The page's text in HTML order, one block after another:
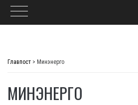
Главпост > Минэнерго
МИНЭНЕРГО